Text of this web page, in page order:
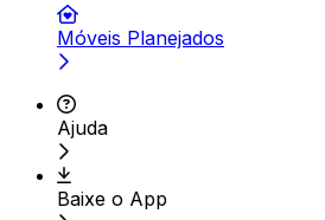
Móveis Planejados
Ajuda
Baixe o App